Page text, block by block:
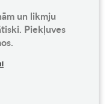
un likmju
Piekļuves